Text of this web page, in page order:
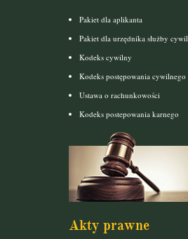
Pakiet dla aplikanta
Pakiet dla urzędnika służby
Kodeks cywilny
Kodeks postępowania cywilnego
Ustawa o rachunkowości
Kodeks postepowania karnego
Akty prawne